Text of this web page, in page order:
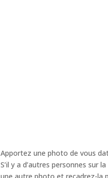
Apportez une photo de vous
S’il y a d’autres personnes sur
une autre photo et recadrez-la